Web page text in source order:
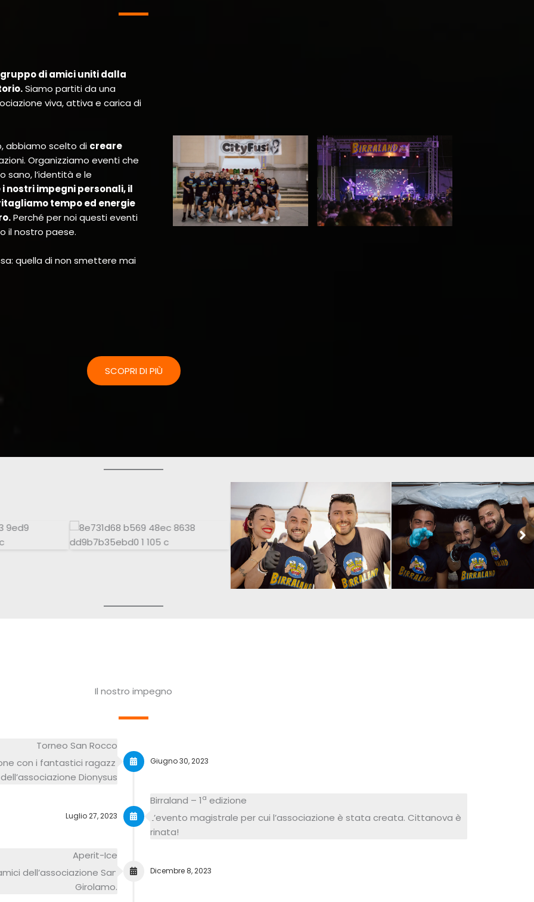
di amici uniti dalla
Siamo partiti da una
viva, attiva e carica di
abbiamo scelto di creare
Organizziamo eventi che
sano, l’identità e le
nostri impegni personali, il
tempo ed energie
Perché per noi questi eventi
il nostro paese.
quella di non smettere mai
SCOPRI DI PIÙ
Il nostro impegno
Torneo San Rocco
con i fantastici ragazzi
dell’associazione Dionysus
Giugno 30, 2023
Birraland – 1a edizione
L’evento magistrale per cui l’associazione è stata creata. Cittanova è
rinata!
Luglio 27, 2023
Aperit-Ice
dell’associazione San
Girolamo.
Dicembre 8, 2023